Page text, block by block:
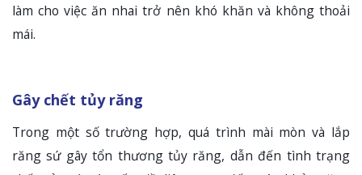
làm cho việc ăn nhai trở nên khó khăn và không thoải
mái.
Gây chết tủy răng
Trong một số trường hợp, quá trình mài mòn và lắp
răng sứ gây tổn thương tủy răng, dẫn đến tình trạng